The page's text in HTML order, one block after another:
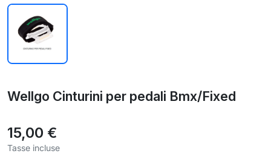
Wellgo Cinturini per pedali Bmx/Fixed
15,00 €
Tasse incluse